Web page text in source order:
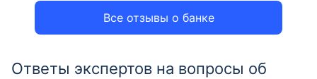
Все отзывы о банке
Ответы экспертов на вопросы об